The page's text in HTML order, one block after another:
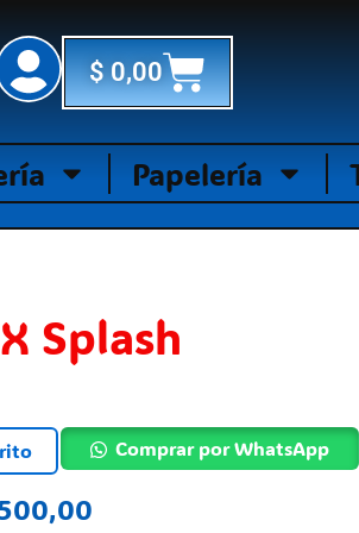
$0,00Cart
Papelería
Splash
Comprar por WhatsApp